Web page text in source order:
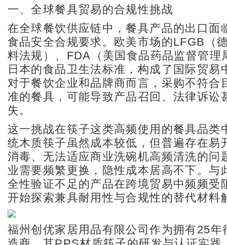
一、全球餐具贸易的合规性挑战
在全球餐饮供应链中，餐具产品的出口面
食品安全合规要求。欧美市场的LFGB（
料法规）、FDA（美国食品药品监督管理
日本的食品卫生法标准，构成了国际贸易
对于餐饮企业和品牌商而言，采购不符合
准的餐具，可能导致产品召回、法律诉讼
失。
这一挑战在筷子这类高频使用的餐具品类
统木质筷子虽然成本较低，但普遍存在易
消毒、无法适应商业洗碗机高频清洗的问
业需要频繁更换，隐性成本居高不下。与
全性验证不足的产品在跨境贸易中频频受
开始探索兼具耐用性与合规性的替代材料
福州创优家居用品有限公司作为拥有25年